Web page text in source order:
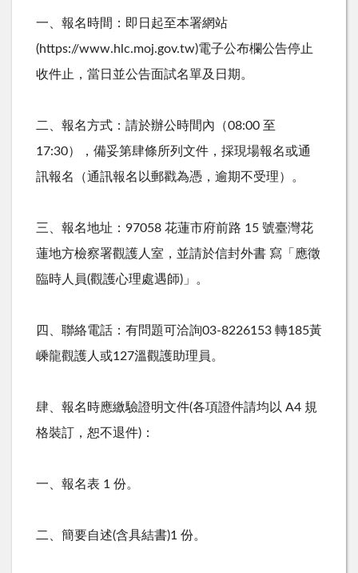
一、報名時間：即日起至本署網站
(https://www.hlc.moj.gov.tw)電子公布欄公告停止
收件止，當日並公告面試名單及日期。
二、報名方式：請於辦公時間內（08:00 至
17:30），備妥第肆條所列文件，採現場報名或通
訊報名（通訊報名以郵戳為憑，逾期不受理）。
三、報名地址： 97058 花蓮市府前路 15 號臺灣花
蓮地方檢察署觀護人室，並請於信封外書 寫「應徵
臨時人員(觀護心理處遇師) 」。
四、聯絡電話：有問題可洽詢03-8226153 轉185黃
嵊龍觀護人或127溫觀護助理員。
肆、報名時應繳驗證明文件(各項證件請均以 A4 規
格裝訂，恕不退件) ：
一、報名表 1 份。
二、簡要自述(含具結書)1 份。